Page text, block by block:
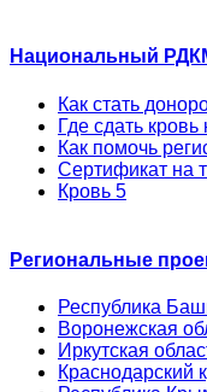
Национальный
Как стать
Где сдать
Как помочь
Сертификат на
Кровь 5
Региональные
Республика
Воронежская
Иркутская
Краснодарский